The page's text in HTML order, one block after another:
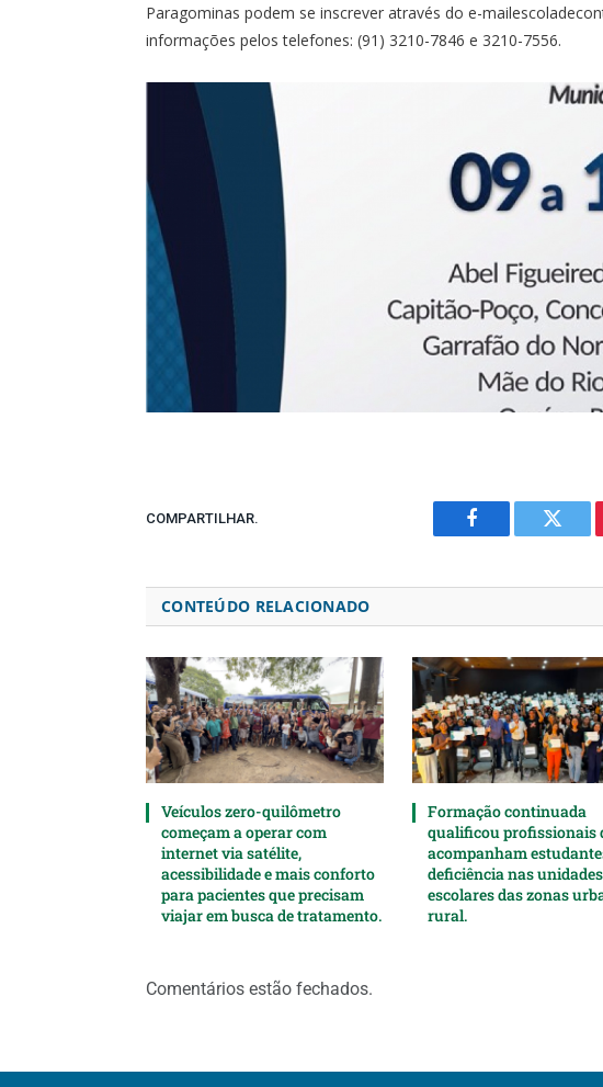
Paragominas podem se inscrever através do e-
informações pelos telefones: (91) 3210-7846 e 3210-7556.
COMPARTILHAR.
Facebook
CONTEÚDO RELACIONADO
Veículos zero-quilômetro
começam a operar com
internet via satélite,
acessibilidade e mais conforto
para pacientes que precisam
viajar em busca de tratamento.
Formação continuada
qualificou profissionais
acompanham
deficiência nas unidades
escolares das zonas
rural.
Comentários estão fechados.